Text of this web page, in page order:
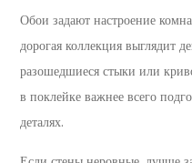
Обои задают настроение
дорогая коллекция выглядит
разошедшиеся стыки или
в поклейке важнее всего
деталях.